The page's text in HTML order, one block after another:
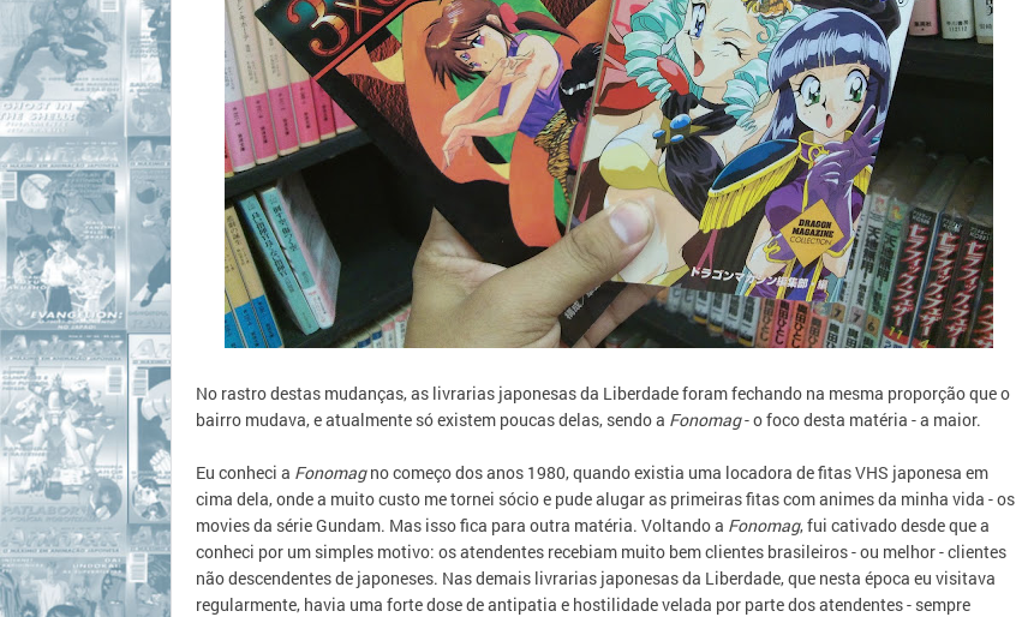
No rastro destas mudanças, as livrarias japonesas da Liberdade foram fechando na mesma proporção que o
bairro mudava, e atualmente só existem poucas delas, sendo a Fonomag- o foco desta matéria - a maior.
Eu conheci a Fonomagno começo dos anos 1980, quando existia uma locadora de fitas VHS japonesa em
cima dela, onde a muito custo me tornei sócio e pude alugar as primeiras fitas com animes da minha vida - os
movies da série Gundam. Mas isso fica para outra matéria. Voltando a Fonomag, fui cativado desde que a
conheci por um simples motivo: os atendentes recebiam muito bem clientes brasileiros - ou melhor - clientes
não descendentes de japoneses. Nas demais livrarias japonesas da Liberdade, que nesta época eu visitava
regularmente, havia uma forte dose de antipatia e hostilidade velada por parte dos atendentes - sempre